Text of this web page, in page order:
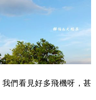
們看見好多飛機呀，甚